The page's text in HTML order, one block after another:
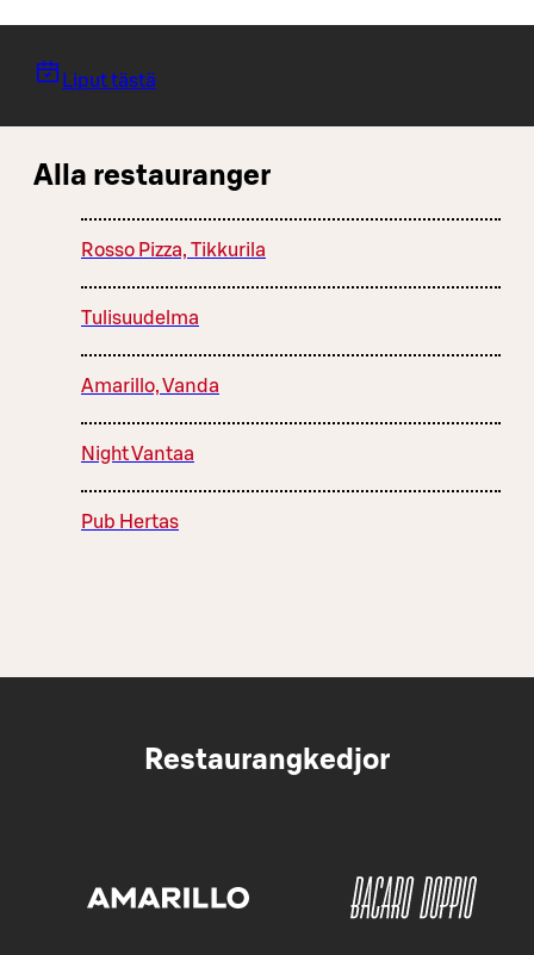
Liput tästä
Alla restauranger
Rosso Pizza, Tikkurila
Tulisuudelma
Amarillo, Vanda
Night Vantaa
Pub Hertas
Restaurangkedjor